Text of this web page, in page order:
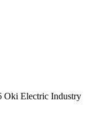
Oki Electric Industry